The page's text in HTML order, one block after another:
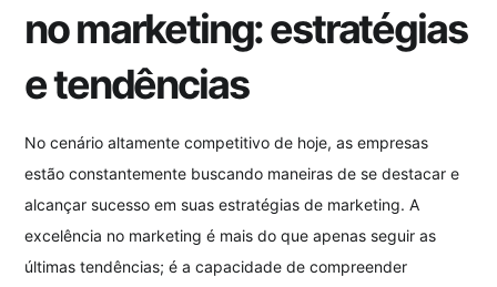
no marketing: estratégias
e tendências
No cenário altamente competitivo de hoje, as empresas
estão constantemente buscando maneiras de se destacar e
alcançar sucesso em suas estratégias de marketing. A
excelência no marketing é mais do que apenas seguir as
últimas tendências; é a capacidade de compreender